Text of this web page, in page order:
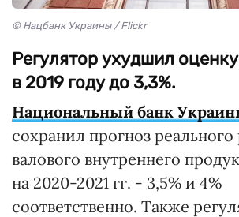
© Нацбанк Украины / Flickr
Регулятор ухудшил
в 2019 году до 3,3%.
Национальный банк
сохранил прогноз реального
валового внутреннего
на 2020-2021 гг. - 3,5% и 4%
соответственно. Также